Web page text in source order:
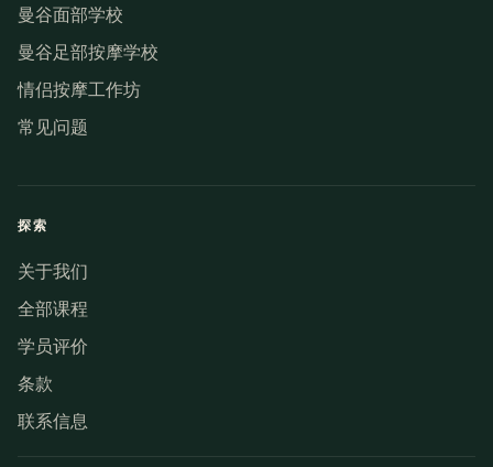
曼谷面部学校
曼谷足部按摩学校
情侣按摩工作坊
常见问题
探索
关于我们
全部课程
学员评价
条款
联系信息